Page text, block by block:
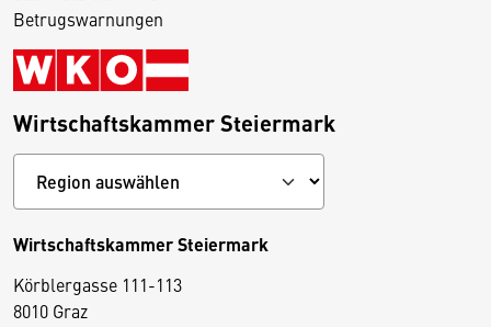
Betrugswarnungen
Wirtschaftskammer Steiermark
Wirtschaftskammer Steiermark
Körblergasse 111-113
8010 Graz
D
i